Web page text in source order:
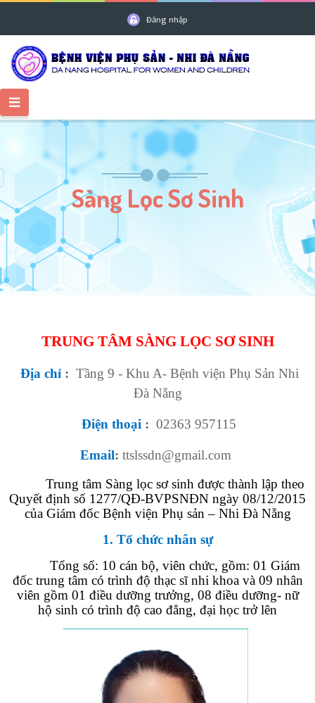
Đăng nhập
Sàng Lọc Sơ Sinh
TRUNG TÂM SÀNG LỌC SƠ SINH
Địa chỉ: Tầng 9 - Khu A- Bệnh viện Phụ Sản Nhi
Đà Nẵng
Điện thoại : 02363 957115
Email: ttslssdn@gmail.com
Trung tâm Sàng lọc sơ sinh được thành lập theo
Quyết định số 1277/QĐ-BVPSNĐN ngày 08/12/2015
của Giám đốc Bệnh viện Phụ sản – Nhi Đà Nẵng
1. Tổ chức nhân sự
Tổng số: 10 cán bộ, viên chức, gồm: 01 Giám
đốc trung tâm có trình độ thạc sĩ nhi khoa và 09 nhân
viêngồm 01 điều dưỡng trưởng, 08 điều dưỡng- nữ
hộ sinh có trình độ cao đẳng, đại học trở lên